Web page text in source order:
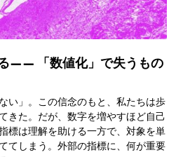
る—— 「数値化」で失うもの
い」。この信念のもと、私たちは歩
きた。だが、数字を増やすほど自己
標は理解を助ける一方で、対象を単
てしまう。外部の指標に、何が重要